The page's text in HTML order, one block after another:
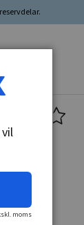
moms